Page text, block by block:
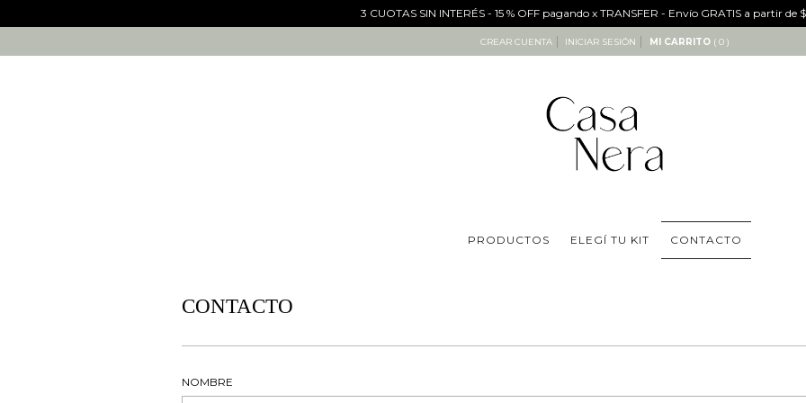
3 CUOTAS SIN INTERÉS - 15 % OFF pagando x TRANSFER - Envío GRATIS a partir
CREAR CUENTA INICIAR SESIÓN MI CARRITO ( 0 )
PRODUCTOS ELEGÍ TU KIT CONTACTO
CONTACTO
NOMBRE